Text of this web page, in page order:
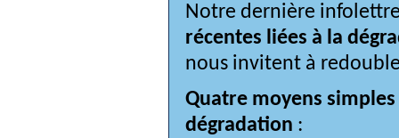
Notre dernière
récentes liées à la
nous invitent à
Quatre moyens
dégradation :